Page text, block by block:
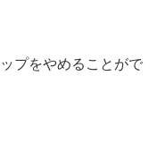
プをやめることがで